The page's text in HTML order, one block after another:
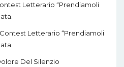
Letterario “Prendiamoli
Contest Letterario “Prendiamoli
Del Silenzio